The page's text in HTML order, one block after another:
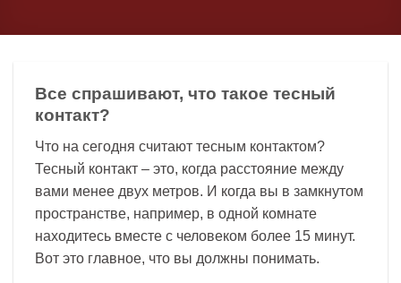
Все спрашивают, что такое тесный
контакт?
Что на сегодня считают тесным контактом?
Тесный контакт – это, когда расстояние между
вами менее двух метров. И когда вы в замкнутом
пространстве, например, в одной комнате
находитесь вместе с человеком более 15 минут.
Вот это главное, что вы должны понимать.